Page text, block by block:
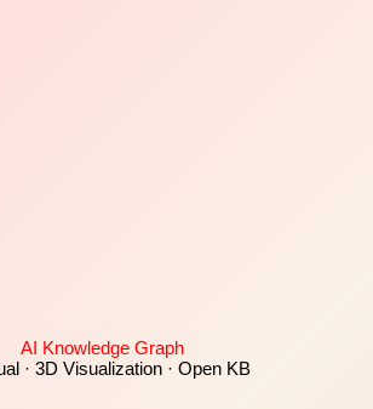
AI Knowledge Graph
· 3D Visualization · Open KB